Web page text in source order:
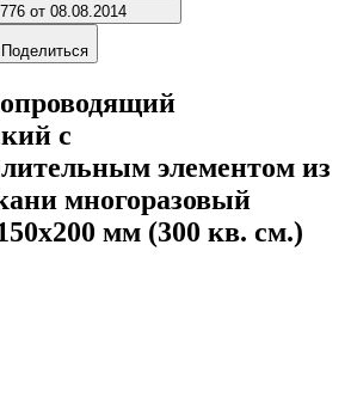
от 08.08.2014
Поделиться
с
элементом из
многоразовый
мм (300 кв. см.)